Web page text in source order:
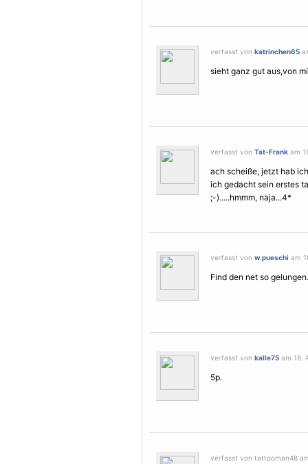
verfasst von katrinchen65
sieht ganz gut aus,von
verfasst von Tat-Frank am
ach scheiße, jetzt hab
ich gedacht sein erstes
;-).....hmmm, naja...4*
verfasst von w.pueschi am
Find den net so
verfasst von kalle75 am 18.
5p.
verfasst von tattooman48